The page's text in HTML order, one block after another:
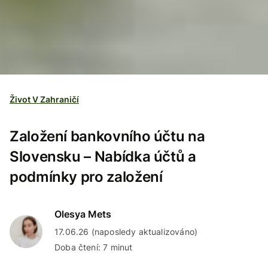
Život V Zahraničí
Založení bankovního účtu na
Slovensku – Nabídka účtů a
podmínky pro založení
Olesya Mets
17.06.26 (naposledy aktualizováno)
Doba čtení: 7 minut